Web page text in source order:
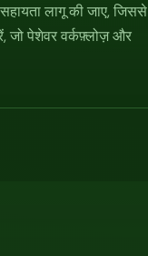
लागू की जाए, जिससे
जो पेशेवर वर्कफ़्लोज़ और